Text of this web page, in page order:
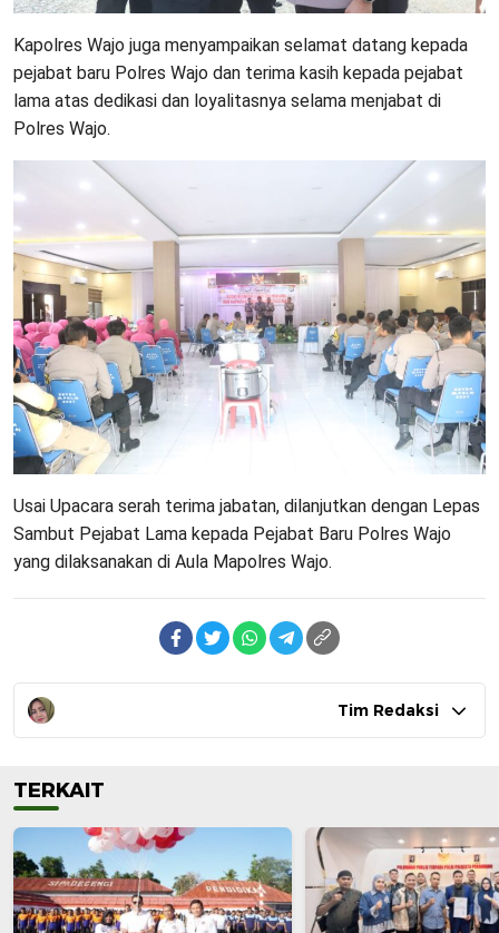
Kapolres Wajo juga menyampaikan selamat datang kepada
pejabat baru Polres Wajo dan terima kasih kepada pejabat
lama atas dedikasi dan loyalitasnya selama menjabat di
Polres Wajo.
Usai Upacara serah terima jabatan, dilanjutkan dengan Lepas
Sambut Pejabat Lama kepada Pejabat Baru Polres Wajo
yang dilaksanakan di Aula Mapolres Wajo.
Tim Redaksi
TERKAIT